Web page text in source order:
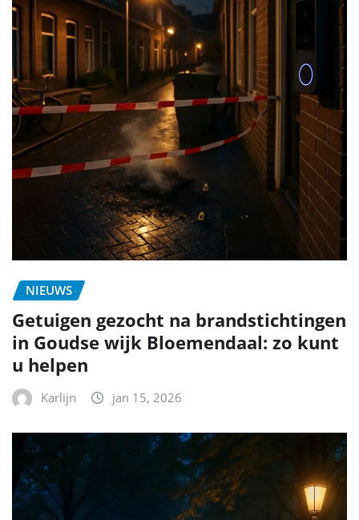
NIEUWS
Getuigen gezocht na brandstichtingen
in Goudse wijk Bloemendaal: zo kunt
u helpen
Karlijn jan 15, 2026